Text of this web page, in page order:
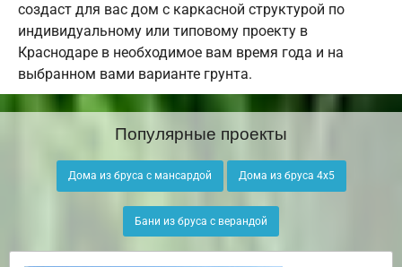
создаст для вас дом с каркасной структурой по
индивидуальному или типовому проекту в
Краснодаре в необходимое вам время года и на
выбранном вами варианте грунта.
Популярные проекты
Дома из бруса с мансардой Дома из бруса 4х5
Бани из бруса с верандой